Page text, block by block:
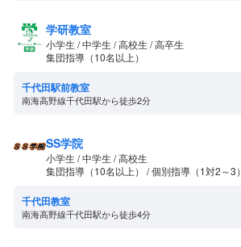
学研教室
小学生 / 中学生 / 高校生 / 高卒生
集団指導（10名以上）
千代田駅前教室
南海高野線千代田駅から徒歩2分
SS学院
小学生 / 中学生 / 高校生
集団指導（10名以上） / 個別指導（1対2～3）
千代田教室
南海高野線千代田駅から徒歩4分